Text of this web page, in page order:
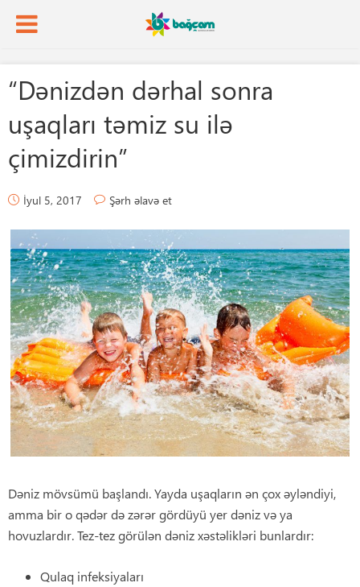
“Dənizdən dərhal sonra
uşaqları təmiz su ilə
çimizdirin”
İyul 5, 2017 Şərh əlavə et
Dəniz mövsümü başlandı. Yayda uşaqların ən çox əyləndiyi,
amma bir o qədər də zərər gördüyü yer dəniz və ya
hovuzlardır. Tez-tez görülən dəniz xəstəlikləri bunlardır:
Qulaq infeksiyaları